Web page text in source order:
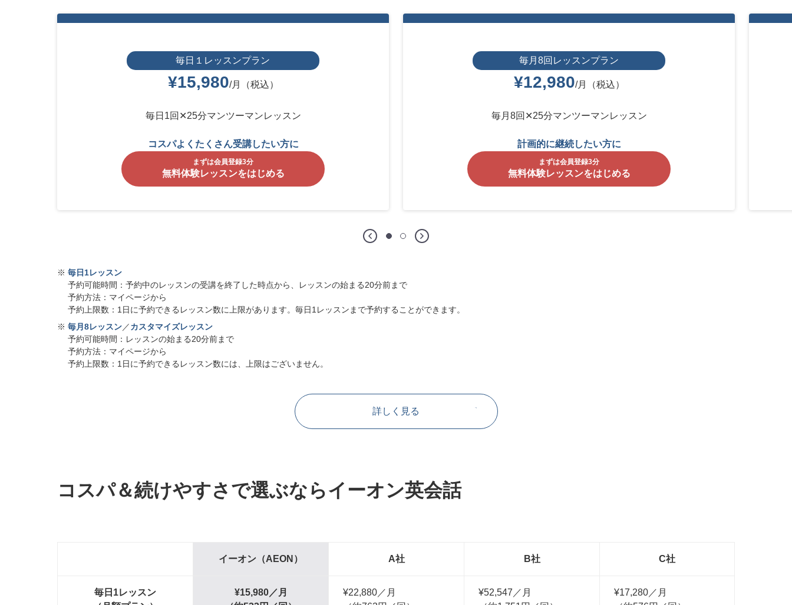
毎日１レッスンプラン
¥15,980/月（税込）
毎日1回✕25分マンツーマンレッスン
コスパよくたくさん受講したい方に
まずは会員登録3分
無料体験レッスンをはじめる
毎月8回レッスンプラン
¥12,980/月（税込）
毎月8回✕25分マンツーマンレッスン
計画的に継続したい方に
まずは会員登録3分
無料体験レッスンをはじめる
※ 毎日1レッスン
予約可能時間：予約中のレッスンの受講を終了した時点から、レッスンの始まる20分前まで
予約方法：マイページから
予約上限数：1日に予約できるレッスン数に上限があります。毎日1レッスンまで予約することができます。
※ 毎月8レッスン／カスタマイズレッスン
予約可能時間：レッスンの始まる20分前まで
予約方法：マイページから
予約上限数：1日に予約できるレッスン数には、上限はございません。
詳しく見る
コスパ＆続けやすさで選ぶならイーオン英会話
イーオン（AEON） A社 B社 C社
毎日1レッスン
¥15,980／月
¥22,880／月
¥52,547／月
¥17,280／月